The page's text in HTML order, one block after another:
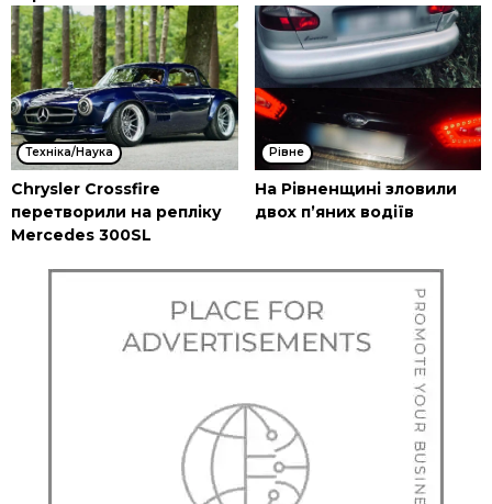
Техніка/Наука
Chrysler Crossfire
перетворили на репліку
Mercedes 300SL
Рівне
На Рівненщині зловили
двох п’яних водіїв